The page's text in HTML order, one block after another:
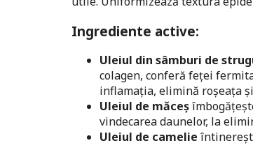
Ingrediente active:
Uleiul din sâmburi de
colagen, conferă feței
inflamația, elimină roșeața
Uleiul de măceș
vindecarea daunelor, la
Uleiul de camelie